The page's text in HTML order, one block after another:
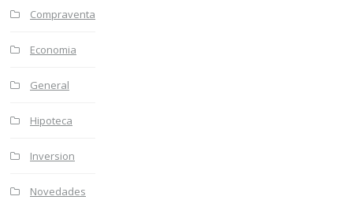
Compraventa
Economia
General
Hipoteca
Inversion
Novedades